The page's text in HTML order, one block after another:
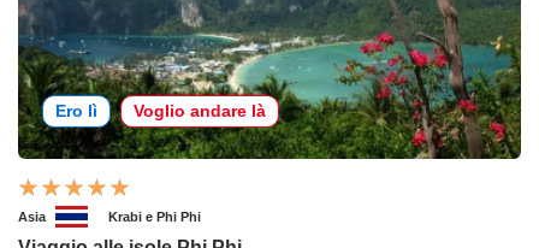
Ero lì Voglio andare là
Asia Krabi e Phi Phi